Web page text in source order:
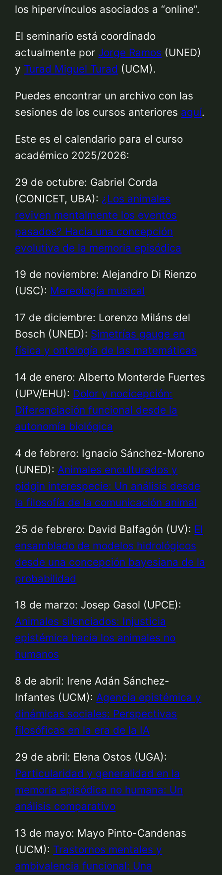
los hipervínculos asociados a “online”.
El seminario está coordinado
actualmente por Jorge Ramos (UNED)
y Turad Miguel Turad (UCM).
Puedes encontrar un archivo con las
sesiones de los cursos anteriores aquí.
Este es el calendario para el curso
académico 2025/2026:
29 de octubre: Gabriel Corda
(CONICET, UBA): ¿Los animales
reviven mentalmente los eventos
pasados? Hacia una concepción
evolutiva de la memoria episódica
19 de noviembre: Alejandro Di Rienzo
(USC): Mereología musical
17 de diciembre: Lorenzo Miláns del
Bosch (UNED): Simetrías gauge en
física y ontología de las matemáticas
14 de enero: Alberto Monterde Fuertes
(UPV/EHU): Dolor y nocicepción:
Diferenciación funcional desde la
autonomía biológica
4 de febrero: Ignacio Sánchez-Moreno
(UNED): Animales enculturados y
pidgin interespecie: Un análisis desde
la filosofía de la comunicación animal
25 de febrero: David Balfagón (UV): El
ensamblado de modelos hidrológicos
desde una concepción bayesiana de la
probabilidad
18 de marzo: Josep Gasol (UPCE):
Animales silenciados: Injusticia
epistémica hacia los animales no
humanos
8 de abril: Irene Adán Sánchez-
Infantes (UCM):Agencia epistémica y
dinámicas sociales: Perspectivas
filosóficas en la era de la IA
29 de abril: Elena Ostos (UGA):
Particularidad y generalidad en la
memoria episódica no humana: Un
análisis comparativo
13 de mayo: Mayo Pinto-Candenas
(UCM): Trastornos mentales y
ambivalencia funcional: Una